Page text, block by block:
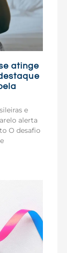
atinge
e
alerta
O desafio